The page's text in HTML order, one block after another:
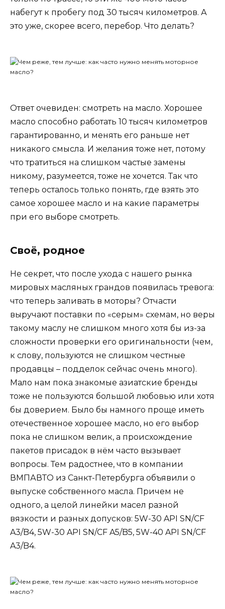
набегут к пробегу под 30 тысяч километров. А
это уже, скорее всего, перебор. Что делать?
Ответ очевиден: смотреть на масло. Хорошее
масло способно работать 10 тысяч километров
гарантированно, и менять его раньше нет
никакого смысла. И желания тоже нет, потому
что тратиться на слишком частые замены
никому, разумеется, тоже не хочется. Так что
теперь осталось только понять, где взять это
самое хорошее масло и на какие параметры
при его выборе смотреть.
Своё, родное
Не секрет, что после ухода с нашего рынка
мировых масляных грандов появилась тревога:
что теперь заливать в моторы? Отчасти
выручают поставки по «серым» схемам, но веры
такому маслу не слишком много хотя бы из-за
сложности проверки его оригинальности (чем,
к слову, пользуются не слишком честные
продавцы – подделок сейчас очень много).
Мало нам пока знакомые азиатские бренды
тоже не пользуются большой любовью или хотя
бы доверием. Было бы намного проще иметь
отечественное хорошее масло, но его выбор
пока не слишком велик, а происхождение
пакетов присадок в нём часто вызывает
вопросы. Тем радостнее, что в компании
ВМПАВТО из Санкт-Петербурга объявили о
выпуске собственного масла. Причем не
одного, а целой линейки масел разной
вязкости и разных допусков: 5W-30 API SN/CF
A3/B4, 5W-30 API SN/CF A5/B5, 5W-40 API SN/CF
A3/B4.